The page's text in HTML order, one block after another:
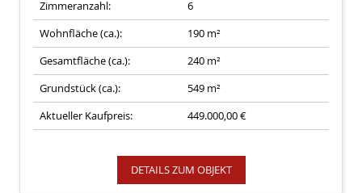
Zimmeranzahl:
6
Wohnfläche (ca.):
190 m²
Gesamtfläche (ca.):
240 m²
Grundstück (ca.):
549 m²
Aktueller Kaufpreis:
449.000,00 €
DETAILS ZUM OBJEKT